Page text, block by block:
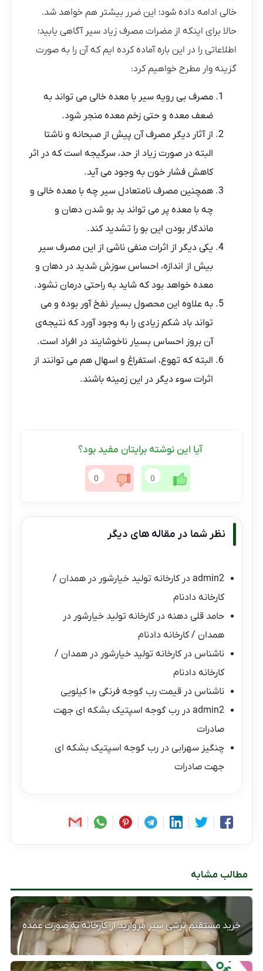
خالی ادامه داده شود؛ این ضرر بیشتر هم خواهد شد.
حالا برای اینکه از مضرات مصرف زیاد سیر آگاهی یابید؛
اطلاعاتی را در این باره آماده کرده ایم که آن را به صورت
گزینه وار مطرح خواهیم کرد:
مصرف بی رویه سیر با معده خالی می تواند به
ضعف معده و حتی زخم معده منجر شود.
از آثار دیگر مصرف آن پیش از صبحانه و ناشتا
البته در صورت زیاد از حد، سرگیجه است که در اثر
کاهش فشار خون به وجود می آید.
همچنین مصرف نامتعادل سیر چه با معده خالی و
چه با معده پر می تواند بد بو شدن دهان و
ماندگار بودن این بو را تشدید کند.
یکی دیگر از اثرات منفی ناشی از این مصرف سیر
بیش از اندازه، احساس سوزش شدید در دهان و
معده خواهد بود که شاید به راحتی درمان نشود.
به علاوه این محصول بسیار نفخ آور بوده و می
تواند باد شکم زیادی را به وجود آورد که نتیجه‌ی
آن بروز احساس بسیار ناخوشایند در افراد است.
البته که تهوع، استفراغ و اسهال هم می توانند از
اثرات سوء دیگر در این زمینه باشند.
آیا این نوشته برایتان مفید بود؟
0
0
نظر شما در مقاله های دیگر
admin2 درکارخانه تولید خیارشور در همدان /
کارخانه دادنام
حامد قلی دهنه درکارخانه تولید خیارشور در
همدان / کارخانه دادنام
ناشناس درکارخانه تولید خیارشور در همدان /
کارخانه دادنام
ناشناس درقیمت رب گوجه فرنگی ۱۰ کیلویی
admin2 دررب گوجه اسپتیک بشکه ای جهت
صادرات
چنگیز سهرابی دررب گوجه اسپتیک بشکه ای
جهت صادرات
مطالب مشابه
خرید مستقیم ترشی سیر مروارید از کارخانه به صورت عمده